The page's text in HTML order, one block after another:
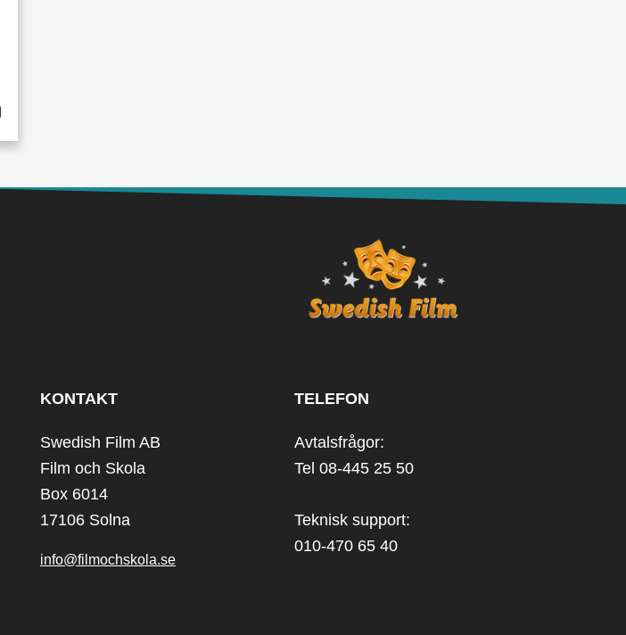
KONTAKT
Swedish Film AB
Film och Skola
Box 6014
17106 Solna
info@filmochskola.se
TELEFON
Avtalsfrågor:
Tel 08-445 25 50
Teknisk support:
010-470 65 40